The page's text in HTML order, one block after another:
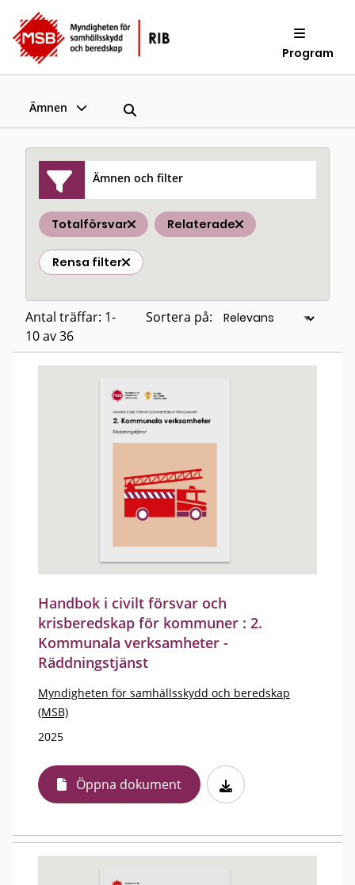
Program
Ämnen
Ämnen och filter
Totalförsvar Relaterade
Rensa filter
Antal träffar: 1-
10 av 36
Sortera på:
Handbok i civilt försvar och
krisberedskap för kommuner : 2.
Kommunala verksamheter -
Räddningstjänst
Myndigheten för samhällsskydd och beredskap
(MSB)
2025
Öppna dokument